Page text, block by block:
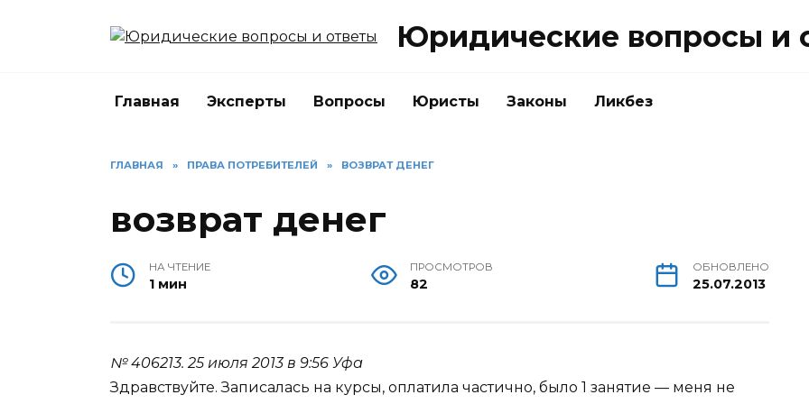
Юридические вопросы и
Главная Эксперты Вопросы Юристы Законы Ликбез
ГЛАВНАЯ » ПРАВА ПОТРЕБИТЕЛЕЙ » ВОЗВРАТ ДЕНЕГ
возврат денег
НА ЧТЕНИЕ
1 мин
ПРОСМОТРОВ
82
ОБНОВЛЕНО
25.07.2013
№ 406213.25 июля 2013 в 9:56 Уфа
Здравствуйте. Записалась на курсы, оплатила частично, было 1 занятие — меня не